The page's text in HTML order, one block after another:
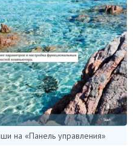
на «Панель управления»